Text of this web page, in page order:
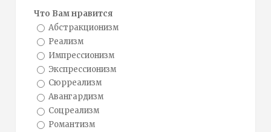
Что Вам нравится
Абстракционизм
Реализм
Импрессионизм
Экспрессионизм
Сюрреализм
Авангардизм
Соцреализм
Романтизм